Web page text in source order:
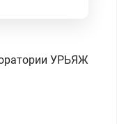
УРЬЯЖ